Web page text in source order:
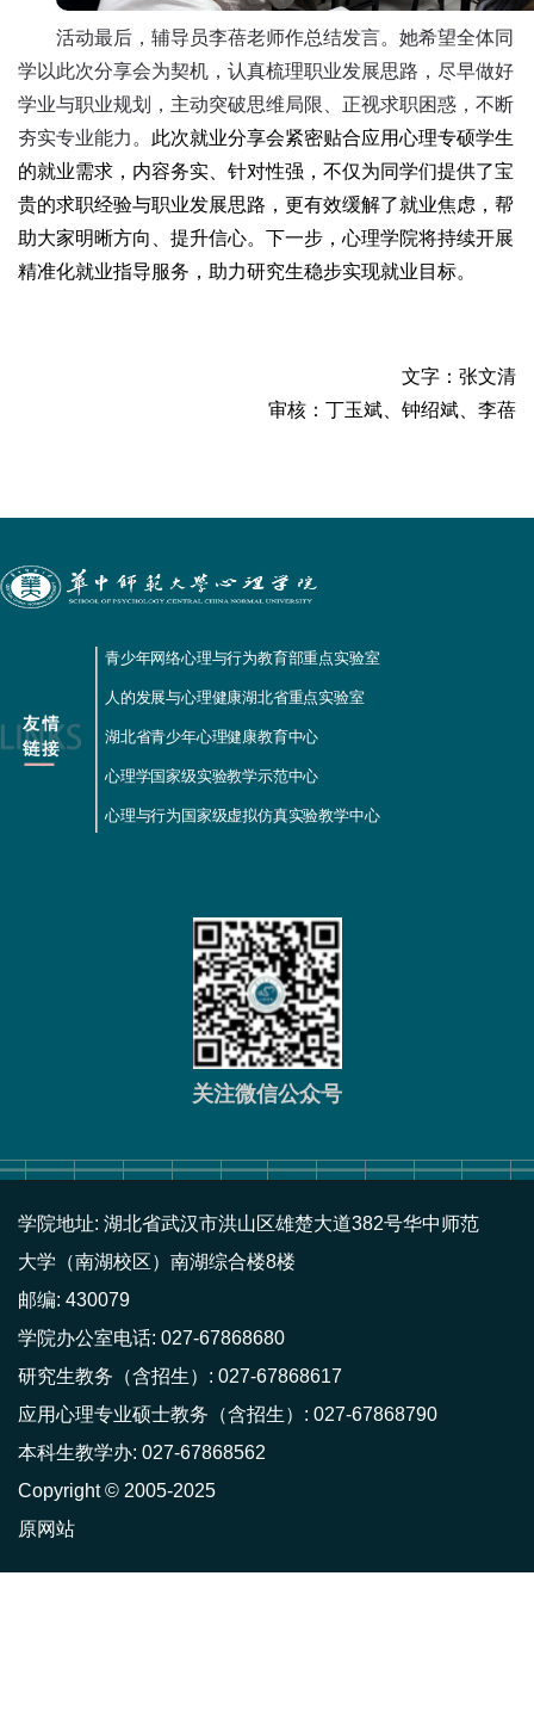
活动最后，辅导员李蓓老师作总结发言。她希望全体同
学以此次分享会为契机，认真梳理职业发展思路，尽早做好
学业与职业规划，主动突破思维局限、正视求职困惑，不断
夯实专业能力。 此次就业分享会紧密贴合应用心理专硕学生
的就业需求，内容务实、针对性强，不仅为同学们提供了宝
贵的求职经验与职业发展思路，更有效缓解了就业焦虑，帮
助大家明晰方向、提升信心。下一步，心理学院将持续开展
精准化就业指导服务，助力研究生稳步实现就业目标。
文字：张文清
审核： 丁玉斌、钟绍斌、李蓓
青少年网络心理与行为教育部重点实验室
人的发展与心理健康湖北省重点实验室
湖北省青少年心理健康教育中心
心理学国家级实验教学示范中心
心理与行为国家级虚拟仿真实验教学中心
关注微信公众号
学院地址: 湖北省武汉市洪山区雄楚大道382号华中师范
大学（南湖校区）南湖综合楼8楼
邮编: 430079
学院办公室电话: 027-67868680
研究生教务（含招生）: 027-67868617
应用心理专业硕士教务（含招生）: 027-67868790
本科生教学办: 027-67868562
Copyright © 2005-2025
原网站